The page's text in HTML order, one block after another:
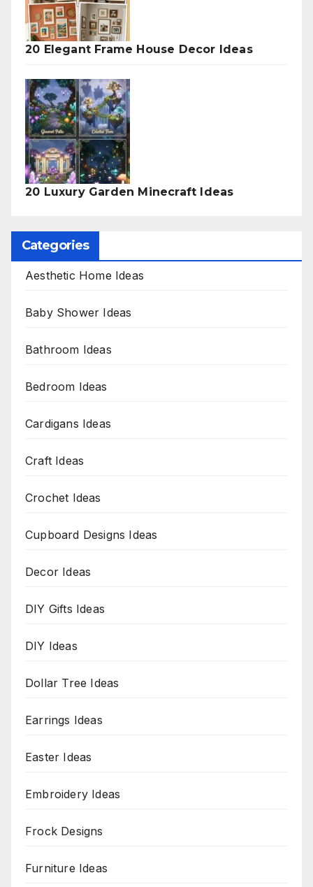
20 Elegant Frame House Decor Ideas
20 Luxury Garden Minecraft Ideas
Categories
Aesthetic Home Ideas
Baby Shower Ideas
Bathroom Ideas
Bedroom Ideas
Cardigans Ideas
Craft Ideas
Crochet Ideas
Cupboard Designs Ideas
Decor Ideas
DIY Gifts Ideas
DIY Ideas
Dollar Tree Ideas
Earrings Ideas
Easter Ideas
Embroidery Ideas
Frock Designs
Furniture Ideas